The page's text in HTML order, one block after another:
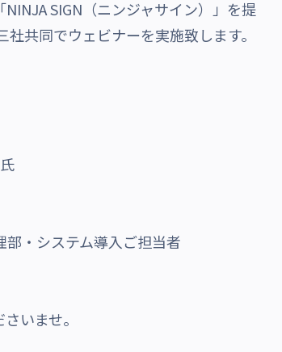
SIGN（ニンジャサイン）」を提
共同でウェビナーを実施致します。
・システム導入ご担当者
いませ。